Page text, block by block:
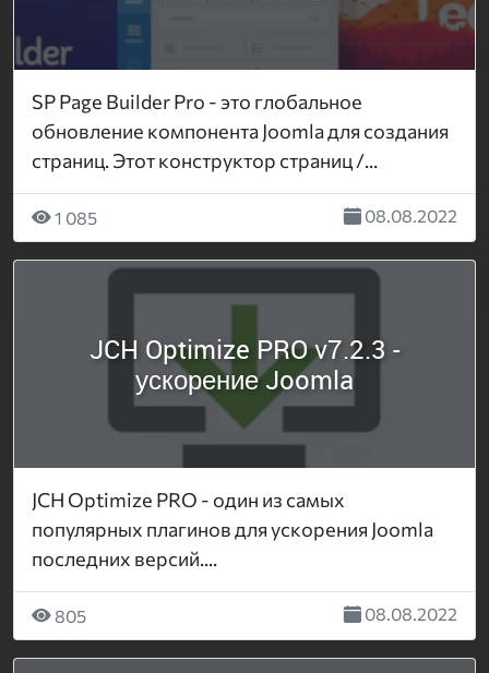
SP Page Builder Pro - это глобальное
обновление компонента Joomla для создания
страниц. Этот конструктор страниц /...
1 085 08.08.2022
JCH Optimize PRO v7.2.3 -
ускорение Joomla
JCH Optimize PRO - один из самых
популярных плагинов для ускорения Joomla
последних версий....
805 08.08.2022